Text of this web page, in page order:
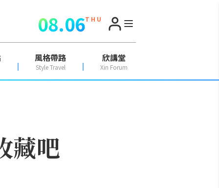
08.06T H U
風格帶路
Style Travel
欣講堂
Xin Forum
藏吧